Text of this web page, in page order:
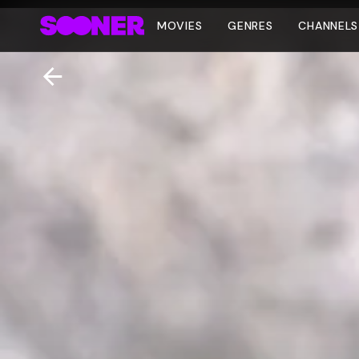
MOVIES GENRES CHANNELS